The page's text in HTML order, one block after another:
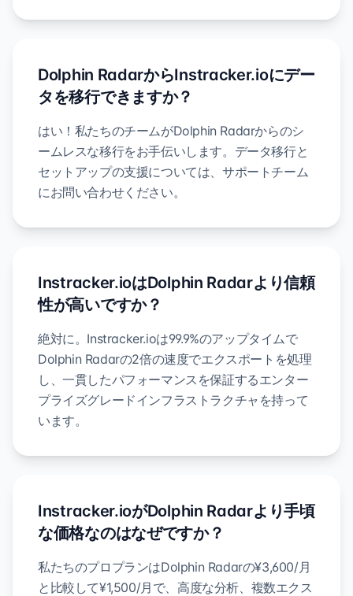
Dolphin RadarからInstracker.ioにデー
タを移行できますか？
はい！私たちのチームがDolphin Radarからのシ
ームレスな移行をお手伝いします。データ移行と
セットアップの支援については、サポートチーム
にお問い合わせください。
Instracker.ioはDolphin Radarより信頼
性が高いですか？
絶対に。Instracker.ioは99.9%のアップタイムで
Dolphin Radarの2倍の速度でエクスポートを処理
し、一貫したパフォーマンスを保証するエンター
プライズグレードインフラストラクチャを持って
います。
Instracker.ioがDolphin Radarより手頃
な価格なのはなぜですか？
私たちのプロプランはDolphin Radarの¥3,600/月
と比較して¥1,500/月で、高度な分析、複数エクス